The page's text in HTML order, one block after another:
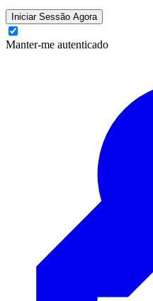
Iniciar Sessão Agora
Manter-me autenticado